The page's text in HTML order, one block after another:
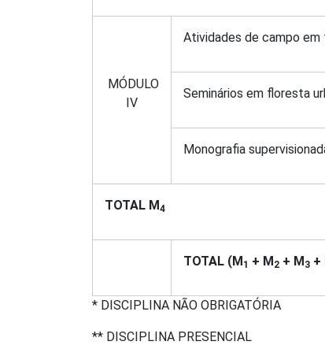
MÓDULO
IV
Atividades de campo
Seminários em floresta
Monografia
TOTAL M4
TOTAL (M1 + M2 + M3 +
* DISCIPLINA NÃO OBRIGATÓRIA
** DISCIPLINA PRESENCIAL